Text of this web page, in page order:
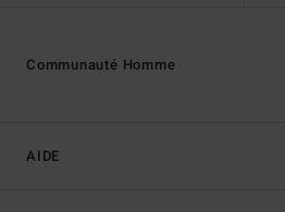
AIDE
Communauté Homme